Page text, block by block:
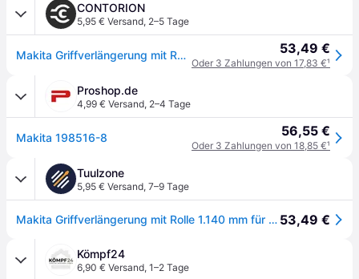
CONTORION
5,95 € Versand, 2–5 Tage
Makita Griffverlängerung mit Rolle 53,49 €
Oder 3 Zahlungen von 17,83 €¹
Proshop.de
4,99 € Versand, 2–4 Tage
Makita 198516-8 56,55 €
Oder 3 Zahlungen von 18,85 €¹
Tuulzone
5,95 € Versand, 7–9 Tage
Makita Griffverlängerung mit Rolle 1.140 mm für DUM604 + UM600D - 198516-8 53,49 €
Kömpf24
6,90 € Versand, 1–2 Tage